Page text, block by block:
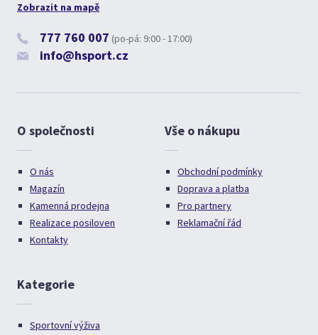
Zobrazit na mapě
777 760 007 (po-pá: 9:00 - 17:00)
info@hsport.cz
O společnosti
O nás
Magazín
Kamenná prodejna
Realizace posiloven
Kontakty
Vše o nákupu
Obchodní podmínky
Doprava a platba
Pro partnery
Reklamační řád
Kategorie
Sportovní výživa